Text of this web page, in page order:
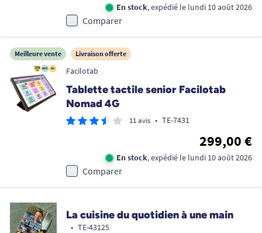
En stock, expédié le lundi 10 août 2026
Comparer
Meilleure vente Livraison offerte
Facilotab
Tablette tactile senior Facilotab
Nomad 4G
11 avis • TE-7431
299,00 €
En stock, expédié le lundi 10 août 2026
Comparer
La cuisine du quotidien à une main
• TE-43125